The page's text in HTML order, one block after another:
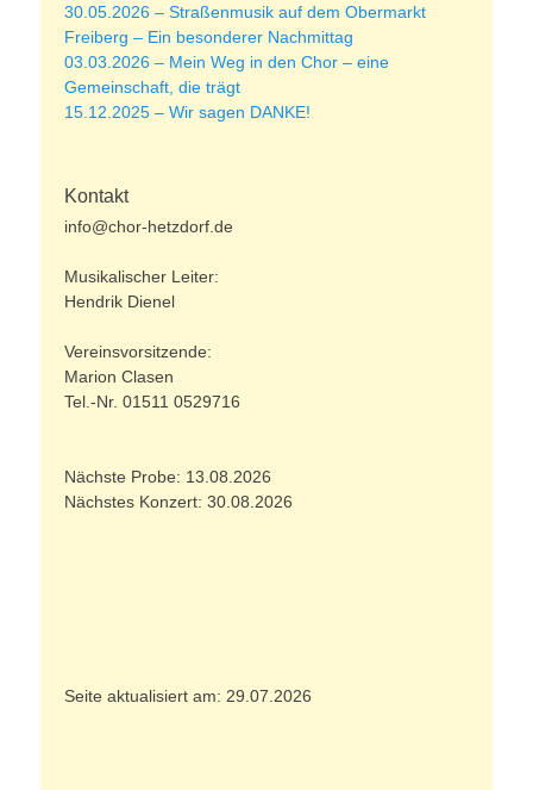
30.05.2026 – Straßenmusik auf dem Obermarkt
Freiberg – Ein besonderer Nachmittag
03.03.2026 – Mein Weg in den Chor – eine
Gemeinschaft, die trägt
15.12.2025 – Wir sagen DANKE!
Kontakt
info@chor-hetzdorf.de
Musikalischer Leiter:
Hendrik Dienel
Vereinsvorsitzende:
Marion Clasen
Tel.-Nr. 01511 0529716
Nächste Probe: 13.08.2026
Nächstes Konzert: 30.08.2026
Seite aktualisiert am: 29.07.2026